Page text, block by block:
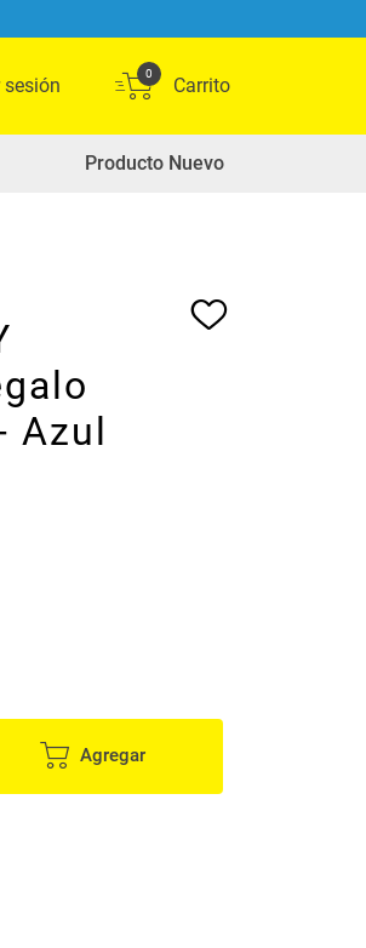
sesión
0
Producto Nuevo
Azul
Agregar